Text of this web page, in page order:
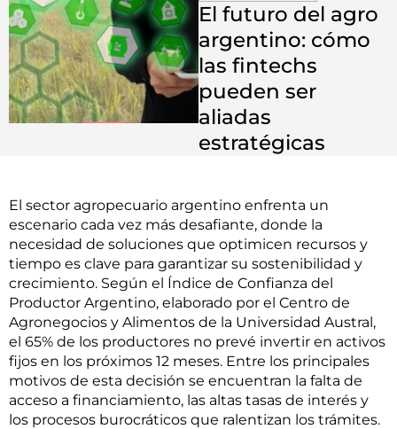
El futuro del agro
argentino: cómo
las fintechs
pueden ser
aliadas
estratégicas
El sector agropecuario argentino enfrenta un
escenario cada vez más desafiante, donde la
necesidad de soluciones que optimicen recursos y
tiempo es clave para garantizar su sostenibilidad y
crecimiento. Según el Índice de Confianza del
Productor Argentino, elaborado por el Centro de
Agronegocios y Alimentos de la Universidad Austral,
el 65% de los productores no prevé invertir en activos
fijos en los próximos 12 meses. Entre los principales
motivos de esta decisión se encuentran la falta de
acceso a financiamiento, las altas tasas de interés y
los procesos burocráticos que ralentizan los trámites.